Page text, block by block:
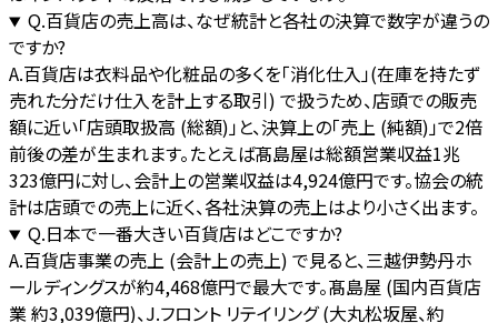
Q.百貨店の売上高は、なぜ統計と各社の決算で数字が違うの
ですか?
A.百貨店は衣料品や化粧品の多くを「消化仕入」(在庫を持たず
売れた分だけ仕入を計上する取引) で扱うため、店頭での販売
額に近い「店頭取扱高 (総額)」と、決算上の「売上 (純額)」で2倍
前後の差が生まれます。たとえば髙島屋は総額営業収益1兆
323億円に対し、会計上の営業収益は4,924億円です。協会の統
計は店頭での売上に近く、各社決算の売上はより小さく出ます。
Q.日本で一番大きい百貨店はどこですか?
A.百貨店事業の売上 (会計上の売上) で見ると、三越伊勢丹ホ
ールディングスが約4,468億円で最大です。髙島屋 (国内百貨店
業 約3,039億円)、J.フロント リテイリング (大丸松坂屋、約